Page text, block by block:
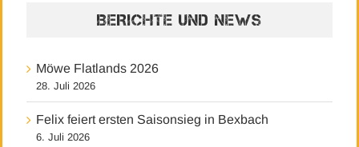
BERICHTE UND NEWS
Möwe Flatlands 2026
28. Juli 2026
Felix feiert ersten Saisonsieg in Bexbach
6. Juli 2026